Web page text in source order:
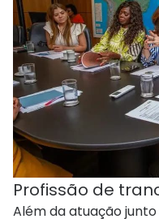
Profissão de
Além da atuação